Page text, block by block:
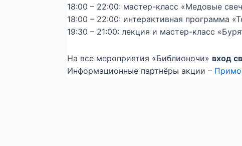
18:00 – 22:00: мастер-класс «Медовые
18:00 – 22:00: интерактивная программа
19:30 – 21:00: лекция и мастер-класс
На все мероприятия «Библионочи» вход
Информационные партнёры акции –